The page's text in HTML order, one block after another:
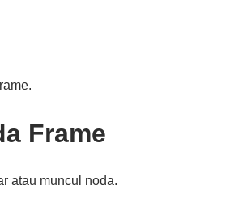
Frame
atau muncul noda.